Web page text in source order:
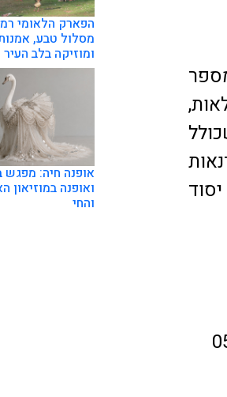
הפארק הלאומי
מסלול טבע,
ומוזיקה בלב העיר
אופנה חיה: מפגש
ואופנה במוזיאון
והחי